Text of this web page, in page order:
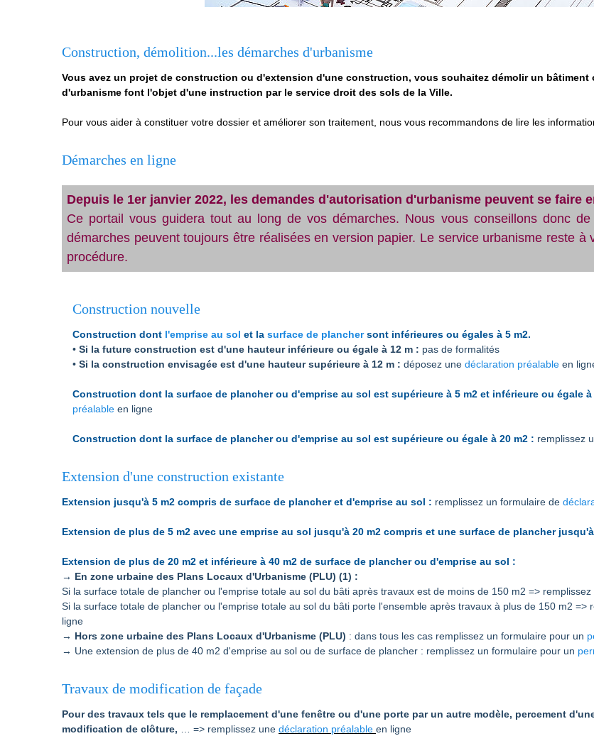
Construction, démolition...les démarches d'urbanisme
Vous avez un projet de construction ou d'extension d'une construction, vous souhaitez démolir un bâtiment
d'urbanisme font l'objet d'une instruction par le service droit des sols de la Ville.
Pour vous aider à constituer votre dossier et améliorer son traitement, nous vous recommandons de lire les
Démarches en ligne
Depuis le 1er janvier 2022, les demandes d'autorisation d'urbanisme peuvent se faire
Ce portail vous guidera tout au long de vos démarches. Nous vous conseillons donc
démarches peuvent toujours être réalisées en version papier. Le service urbanisme reste
procédure.
Construction nouvelle
Construction dont l'emprise au sol et la surface de planchersont inférieures ou égales à 5 m2.
• Si la future construction est d'une hauteur inférieure ou égale à 12 m : pas de formalités
• Si la construction envisagée est d'une hauteur supérieure à 12 m : déposez une déclaration préalable en
Construction dont la surface de plancher ou d'emprise au sol est supérieure à 5 m2 et inférieure ou égale à
préalable en ligne
Construction dont la surface de plancher ou d'emprise au sol est supérieure ou égale à 20 m2 : remplissez
Extension d'une construction existante
Extension jusqu'à 5 m2 compris de surface de plancher et d'emprise au sol : remplissez un formulaire de
Extension de plus de 5 m2 avec une emprise au sol jusqu'à 20 m2 compris et une surface de plancher
Extension de plus de 20 m2 et inférieure à 40 m2 de surface de plancher ou d'emprise au sol :
→ En zone urbaine des Plans Locaux d'Urbanisme (PLU) (1) :
Si la surface totale de plancher ou l'emprise totale au sol du bâti après travaux est de moins de 150 m2 =>
Si la surface totale de plancher ou l'emprise totale au sol du bâti porte l'ensemble après travaux à plus de 150 m2 =>
ligne
→ Hors zone urbaine des Plans Locaux d'Urbanisme (PLU) : dans tous les cas remplissez un formulaire pour un
→ Une extension de plus de 40 m2 d'emprise au sol ou de surface de plancher : remplissez un formulaire pour un
Travaux de modification de façade
Pour des travaux tels que le remplacement d'une fenêtre ou d'une porte par un autre modèle, percement
modification de clôture, … => remplissez une déclaration préalable en ligne